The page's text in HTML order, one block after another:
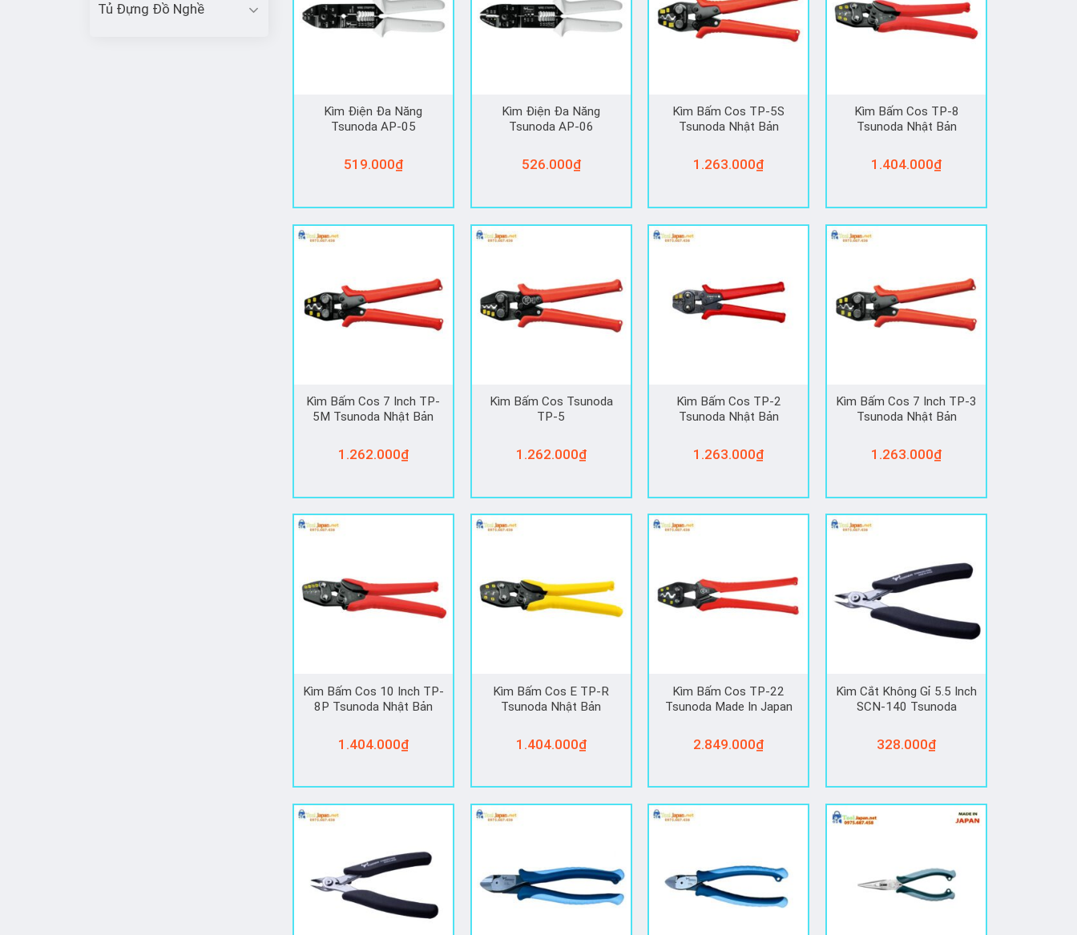
Tủ Đựng Đồ Nghề
Kìm Điện Đa Năng
Tsunoda AP-05
519.000₫
Kìm Điện Đa Năng
Tsunoda AP-06
526.000₫
Kìm Bấm Cos TP-5S
Tsunoda Nhật Bản
1.263.000₫
Kìm Bấm Cos TP-8
Tsunoda Nhật Bản
1.404.000₫
Kìm Bấm Cos 7 Inch TP-
5M Tsunoda Nhật Bản
1.262.000₫
Kìm Bấm Cos Tsunoda
TP-5
1.262.000₫
Kìm Bấm Cos TP-2
Tsunoda Nhật Bản
1.263.000₫
Kìm Bấm Cos 7 Inch TP-3
Tsunoda Nhật Bản
1.263.000₫
Kìm Bấm Cos 10 Inch TP-
8P Tsunoda Nhật Bản
1.404.000₫
Kìm Bấm Cos E TP-R
Tsunoda Nhật Bản
1.404.000₫
Kìm Bấm Cos TP-22
Tsunoda Made In Japan
2.849.000₫
Kìm Cắt Không Gỉ 5.5 Inch
SCN-140 Tsunoda
328.000₫